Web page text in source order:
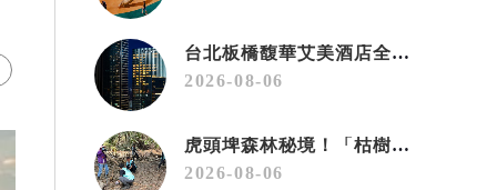
台北板橋馥華艾美酒店全新開幕 感官藝術策展打造旅居新風格
2026-08-06
虎頭埤森林秘境！「枯樹籬步道」生態復育有成 走進大自然生命教室
2026-08-06